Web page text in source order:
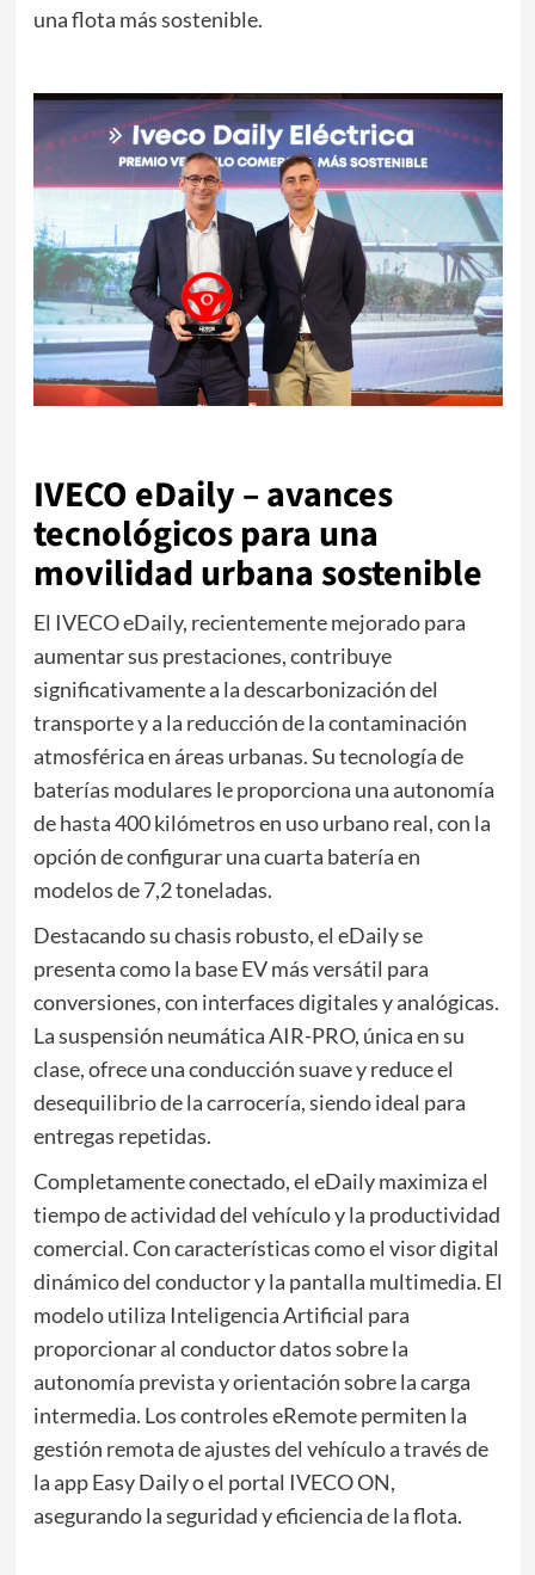
una flota más sostenible.
IVECO eDaily – avances
tecnológicos para una
movilidad urbana sostenible
El IVECO eDaily, recientemente mejorado para
aumentar sus prestaciones, contribuye
significativamente a la descarbonización del
transporte y a la reducción de la contaminación
atmosférica en áreas urbanas. Su tecnología de
baterías modulares le proporciona una autonomía
de hasta 400 kilómetros en uso urbano real, con la
opción de configurar una cuarta batería en
modelos de 7,2 toneladas.
Destacando su chasis robusto, el eDaily se
presenta como la base EV más versátil para
conversiones, con interfaces digitales y analógicas.
La suspensión neumática AIR-PRO, única en su
clase, ofrece una conducción suave y reduce el
desequilibrio de la carrocería, siendo ideal para
entregas repetidas.
Completamente conectado, el eDaily maximiza el
tiempo de actividad del vehículo y la productividad
comercial. Con características como el visor digital
dinámico del conductor y la pantalla multimedia. El
modelo utiliza Inteligencia Artificial para
proporcionar al conductor datos sobre la
autonomía prevista y orientación sobre la carga
intermedia. Los controles eRemote permiten la
gestión remota de ajustes del vehículo a través de
la app Easy Daily o el portal IVECO ON,
asegurando la seguridad y eficiencia de la flota.